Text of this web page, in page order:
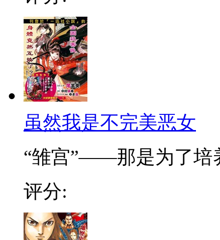
虽然我是不完美恶女
“雏宫”——那是为了培
评分: